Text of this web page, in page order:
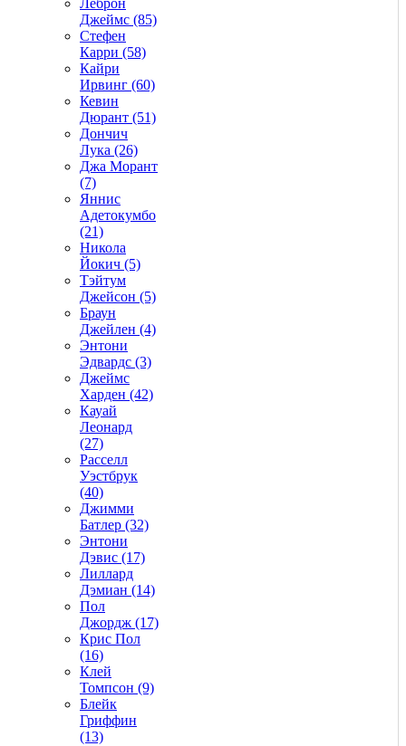
Джеймс (85)
Стефен
Карри (58)
Кайри
Ирвинг (60)
Кевин
Дюрант (51)
Дончич
Лука (26)
Джа Морант
(7)
Яннис
Адетокумбо
(21)
Никола
Йокич (5)
Тэйтум
Джейсон (5)
Браун
Джейлен (4)
Энтони
Эдвардс (3)
Джеймс
Харден (42)
Кауай
Леонард
(27)
Расселл
Уэстбрук
(40)
Джимми
Батлер (32)
Энтони
Дэвис (17)
Лиллард
Дэмиан (14)
Пол
Джордж (17)
Крис Пол
(16)
Клей
Томпсон (9)
Блейк
Гриффин
(13)